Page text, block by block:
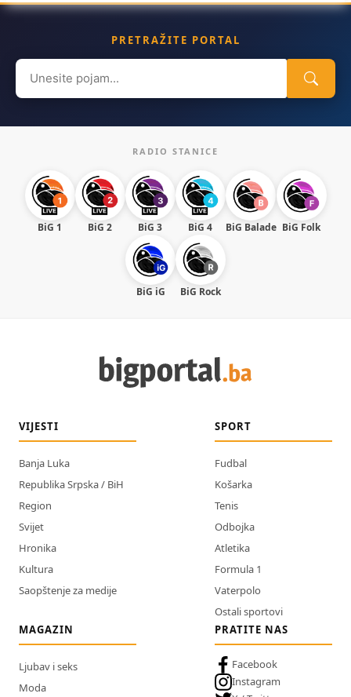
PRETRAŽITE PORTAL
Search
for:
RADIO STANICE
BiG 1 BiG 2 BiG 3 BiG 4 BiG Balade BiG Folk
BiG iG BiG Rock
VIJESTI
Banja Luka
Republika Srpska / BiH
Region
Svijet
Hronika
Kultura
Saopštenje za medije
SPORT
Fudbal
Košarka
Tenis
Odbojka
Atletika
Formula 1
Vaterpolo
Ostali sportovi
MAGAZIN
Ljubav i seks
Moda
PRATITE NAS
Facebook
Instagram